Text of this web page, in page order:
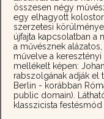
összesen négy
egy elhagyott
szerzetesi
újfajta kapcsolatban a
a művésznek
művelve a
mellékelt képen:
rabszolgának adják el
Berlin - korábban
public domain).
klasszicista